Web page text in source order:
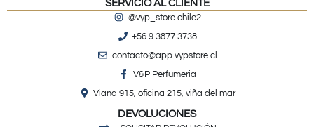
SERVICIO AL CLIENTE
@vyp_store.chile2
+56 9 3877 3738
contacto@app.vypstore.cl
V&P Perfumeria
Viana 915, oficina 215, viña del mar
DEVOLUCIONES